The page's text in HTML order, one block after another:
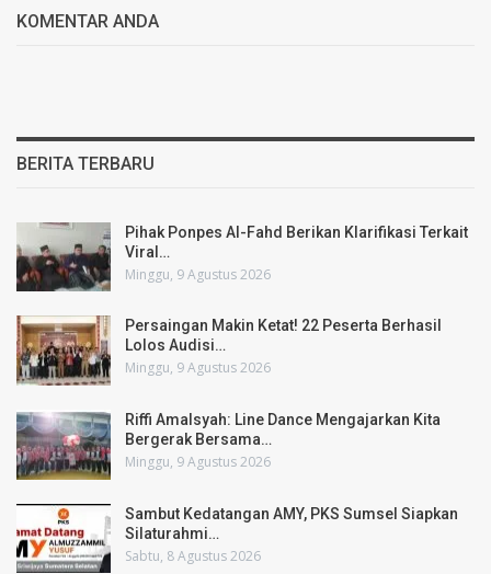
KOMENTAR ANDA
BERITA TERBARU
Pihak Ponpes Al-Fahd Berikan Klarifikasi Terkait
Viral…
Minggu, 9 Agustus 2026
Persaingan Makin Ketat! 22 Peserta Berhasil
Lolos Audisi…
Minggu, 9 Agustus 2026
Riffi Amalsyah: Line Dance Mengajarkan Kita
Bergerak Bersama…
Minggu, 9 Agustus 2026
Sambut Kedatangan AMY, PKS Sumsel Siapkan
Silaturahmi…
Sabtu, 8 Agustus 2026